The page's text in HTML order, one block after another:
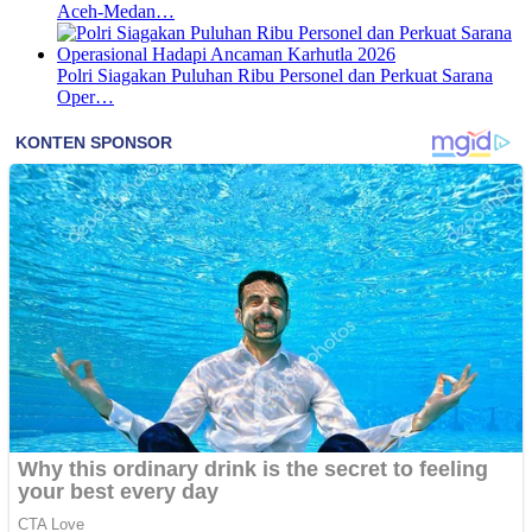
Aceh-Medan…
Polri Siagakan Puluhan Ribu Personel dan Perkuat Sarana
Oper…